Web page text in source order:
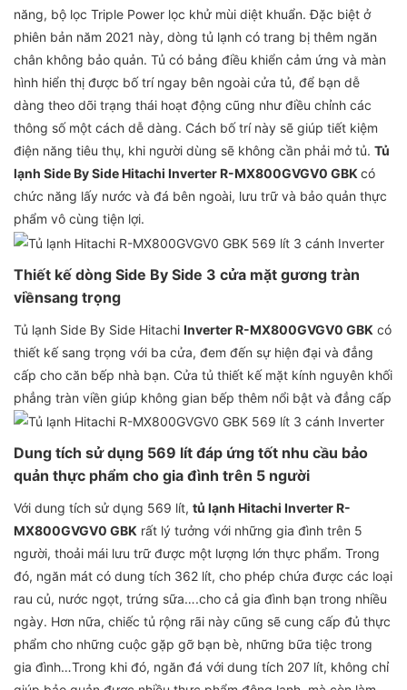
năng, bộ lọc Triple Power lọc khử mùi diệt khuẩn. Đặc biệt ở
phiên bản năm 2021 này, dòng tủ lạnh có trang bị thêm ngăn
chân không bảo quản. Tủ có bảng điều khiển cảm ứng và màn
hình hiển thị được bố trí ngay bên ngoài cửa tủ, để bạn dễ
dàng theo dõi trạng thái hoạt động cũng như điều chỉnh các
thông số một cách dễ dàng. Cách bố trí này sẽ giúp tiết kiệm
điện năng tiêu thụ, khi người dùng sẽ không cần phải mở tủ. Tủ
lạnh Side By Side Hitachi InverterR-MX800GVGV0 GBK có
chức năng lấy nước và đá bên ngoài, lưu trữ và bảo quản thực
phẩm vô cùng tiện lợi.
Thiết kế dòng Side By Side 3 cửa mặt gương tràn
viềnsang trọng
Tủ lạnh Side By Side Hitachi Inverter R-MX800GVGV0 GBK có
thiết kế sang trọng với ba cửa, đem đến sự hiện đại và đẳng
cấp cho căn bếp nhà bạn. Cửa tủ thiết kế mặt kính nguyên khối
phẳng tràn viền giúp không gian bếp thêm nổi bật và đẳng cấp
Dung tích sử dụng 569 lít đáp ứng tốt nhu cầu bảo
quản thực phẩm cho gia đình trên 5 người
Với dung tích sử dụng 569 lít, tủ lạnh Hitachi InverterR-
MX800GVGV0 GBK rất lý tưởng với những gia đình trên 5
người, thoải mái lưu trữ được một lượng lớn thực phẩm. Trong
đó, ngăn mát có dung tích 362 lít, cho phép chứa được các loại
rau củ, nước ngọt, trứng sữa….cho cả gia đình bạn trong nhiều
ngày. Hơn nữa, chiếc tủ rộng rãi này cũng sẽ cung cấp đủ thực
phẩm cho những cuộc gặp gỡ bạn bè, những bữa tiệc trong
gia đình…Trong khi đó, ngăn đá với dung tích 207 lít, không chỉ